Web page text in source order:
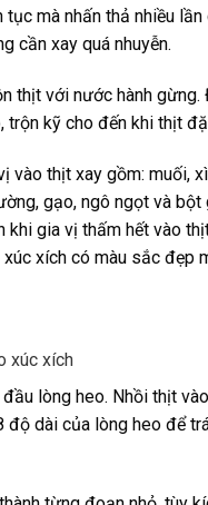
tục mà nhấn thả nhiều
cần xay quá nhuyễn.
thịt với nước hành
trộn kỹ cho đến khi thịt
vào thịt xay gồm: muối,
gạo, ngô ngọt và bột
khi gia vị thấm hết vào
xích có màu sắc đẹp
xúc xích
lòng heo. Nhồi thịt
độ dài của lòng heo để